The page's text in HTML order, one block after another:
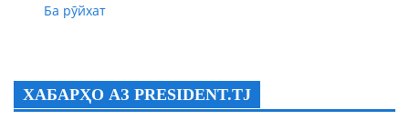
Ба рӯйхат
ХАБАРҲО АЗ PRESIDENT.TJ